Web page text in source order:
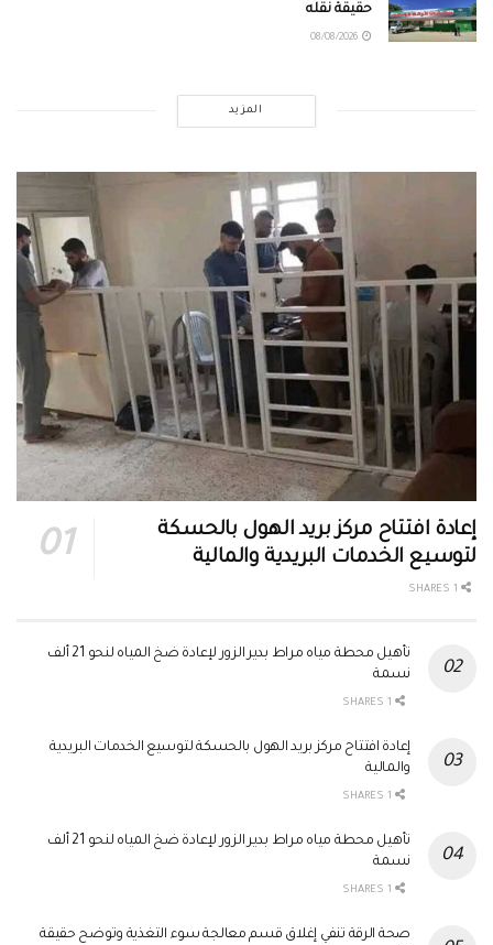
حقيقة نقله
المزيد
إعادة افتتاح مركز بريد الهول بالحسكة
لتوسيع الخدمات البريدية والمالية
تأهيل محطة مياه مراط بدير الزور لإعادة ضخ المياه لنحو 21 ألف
نسمة
إعادة افتتاح مركز بريد الهول بالحسكة لتوسيع الخدمات البريدية
والمالية
تأهيل محطة مياه مراط بدير الزور لإعادة ضخ المياه لنحو 21 ألف
نسمة
صحة الرقة تنفي إغلاق قسم معالجة سوء التغذية وتوضح حقيقة